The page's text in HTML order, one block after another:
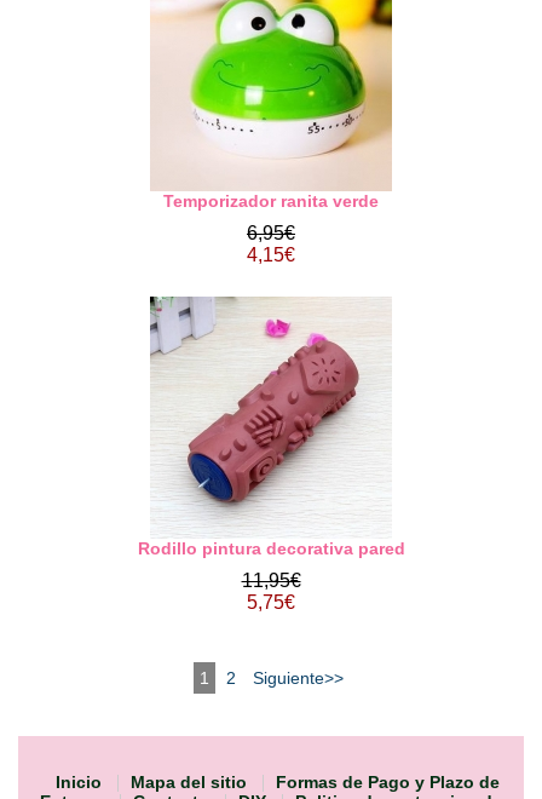
Temporizador ranita verde
6,95€
4,15€
Rodillo pintura decorativa pared
11,95€
5,75€
1 2 Siguiente>>
Inicio Mapa del sitio
Formas de Pago y Plazo de